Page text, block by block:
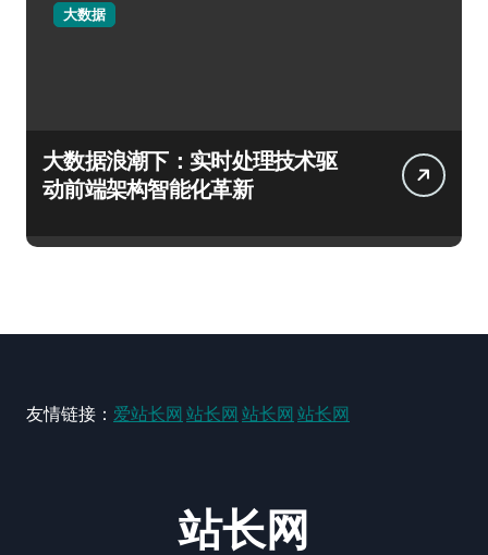
大数据
大数据浪潮下：实时处理技术驱
动前端架构智能化革新
友情链接： 爱站长网 站长网 站长网 站长网
站长网